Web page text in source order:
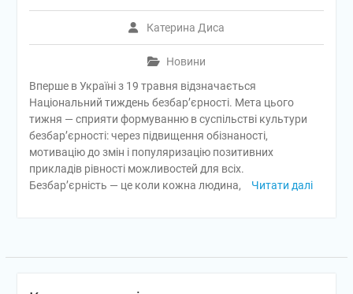
Катерина Диса
Новини
Вперше в Україні з 19 травня відзначається
Національний тиждень безбар’єрності. Мета цього
тижня — сприяти формуванню в суспільстві культури
безбар’єрності: через підвищення обізнаності,
мотивацію до змін і популяризацію позитивних
прикладів рівності можливостей для всіх.
Безбар’єрність — це коли кожна людина,
Читати далі